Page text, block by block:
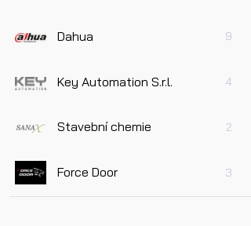
Dahua 9
Key Automation S.r.l. 4
Stavební chemie 2
Force Door 3